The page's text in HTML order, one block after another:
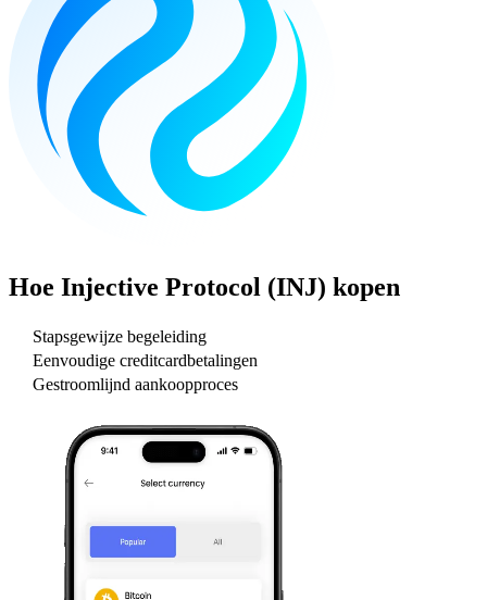
Hoe Injective Protocol (INJ) kopen
Stapsgewijze begeleiding
Eenvoudige creditcardbetalingen
Gestroomlijnd aankoopproces